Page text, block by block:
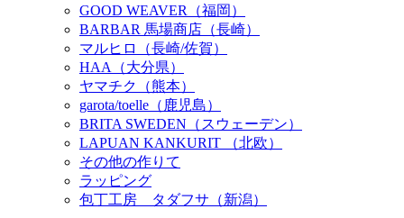
GOOD WEAVER（福岡）
BARBAR 馬場商店（長崎）
マルヒロ（長崎/佐賀）
HAA（大分県）
ヤマチク（熊本）
garota/toelle（鹿児島）
BRITA SWEDEN（スウェーデン）
LAPUAN KANKURIT （北欧）
その他の作りて
ラッピング
包丁工房 タダフサ（新潟）